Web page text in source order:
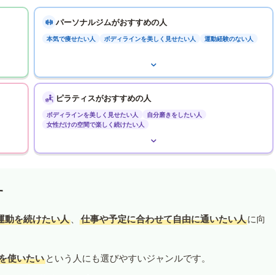
パーソナルジムがおすすめの人
本気で痩せたい人 ボディラインを美しく見せたい人 運動経験のない人
ピラティスがおすすめの人
ボディラインを美しく見せたい人
自分磨きをしたい人
女性だけの空間で楽しく続けたい人
動を続けたい人 、 仕事や予定に合わせて自由に通いたい人に向
使いたい という人にも選びやすいジャンルです。